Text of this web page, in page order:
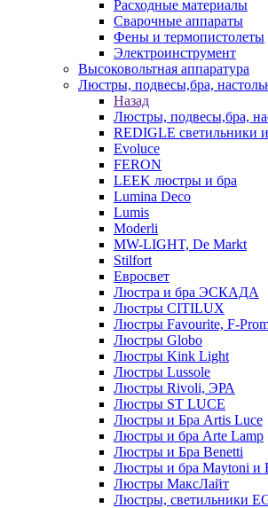
Расходные материалы
Сварочные аппараты
Фены и термопистолеты
Электроинструмент
Высоковольтная аппаратура
Люстры, подвесы,бра,
Назад
Люстры, подвесы,бра,
REDIGLE светильники
Evoluce
FERON
LEEK люстры и бра
Lumina Deco
Lumis
Moderli
MW-LIGHT, De Markt
Stilfort
Евросвет
Люстра и бра ЭСКАДА
Люстры CITILUX
Люстры Favourite, F-
Люстры Globo
Люстры Kink Light
Люстры Lussole
Люстры Rivoli, ЭРА
Люстры ST LUCE
Люстры и Бра Artis Luce
Люстры и бра Arte Lamp
Люстры и Бра Benetti
Люстры и бра Maytoni и
Люстры МаксЛайт
Люстры, светильники